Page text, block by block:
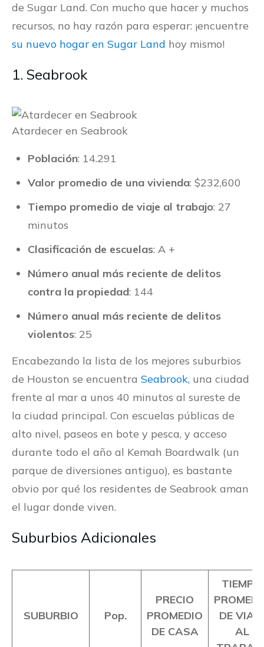
de Sugar Land. Con mucho que hacer y muchos
recursos, no hay razón para esperar: ¡encuentre
su nuevo hogar en Sugar Land hoy mismo!
1. Seabrook
Atardecer en Seabrook
Población: 14.291
Valor promedio de una vivienda: $232,600
Tiempo promedio de viaje al trabajo: 27
minutos
Clasificación de escuelas: A +
Número anual más reciente de delitos
contra la propiedad: 144
Número anual más reciente de delitos
violentos: 25
Encabezando la lista de los mejores suburbios
de Houston se encuentra Seabrook, una ciudad
frente al mar a unos 40 minutos al sureste de
la ciudad principal. Con escuelas públicas de
alto nivel, paseos en bote y pesca, y acceso
durante todo el año al Kemah Boardwalk (un
parque de diversiones antiguo), es bastante
obvio por qué los residentes de Seabrook aman
el lugar donde viven.
Suburbios Adicionales
SUBURBIO Pop.
PRECIO
PROMEDIO
DE CASA
TIEMPO
DE
AL